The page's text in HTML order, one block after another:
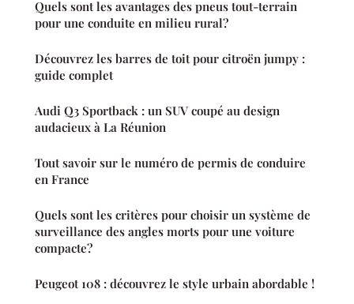
Quels sont les avantages des pneus tout-terrain
pour une conduite en milieu rural?
Découvrez les barres de toit pour citroën jumpy :
guide complet
Audi Q3 Sportback : un SUV coupé au design
audacieux à La Réunion
Tout savoir sur le numéro de permis de conduire
en France
Quels sont les critères pour choisir un système de
surveillance des angles morts pour une voiture
compacte?
Peugeot 108 : découvrez le style urbain abordable !